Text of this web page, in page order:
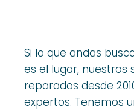
Si lo que andas
es el lugar, nuestros
reparados desde
expertos. Tenemos